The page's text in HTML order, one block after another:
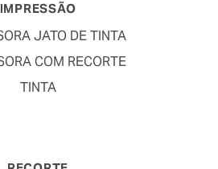
IMPRESSÃO
JATO DE TINTA
COM RECORTE
TINTA